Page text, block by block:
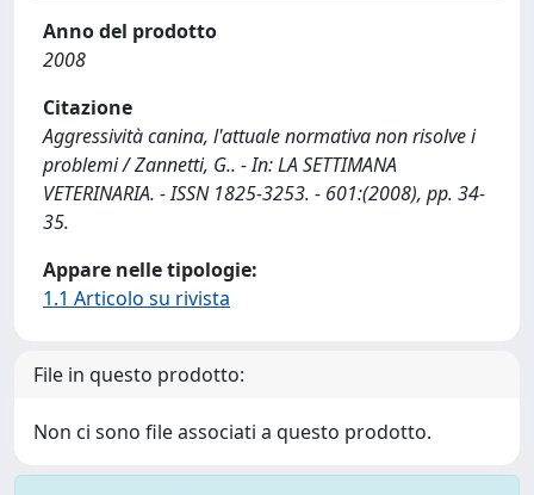
Anno del prodotto
2008
Citazione
Aggressività canina, l'attuale normativa non risolve i
problemi / Zannetti, G.. - In: LA SETTIMANA
VETERINARIA. - ISSN 1825-3253. - 601:(2008), pp. 34-
35.
Appare nelle tipologie:
1.1 Articolo su rivista
File in questo prodotto:
Non ci sono file associati a questo prodotto.